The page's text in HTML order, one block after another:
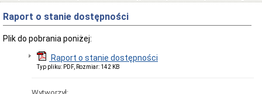
Ochrony
Danych
(IOD)
Raport o stanie dostępności
Plik do pobrania poniżej:
Raport o stanie dostępności
Typ pliku: PDF, Rozmiar: 142 KB